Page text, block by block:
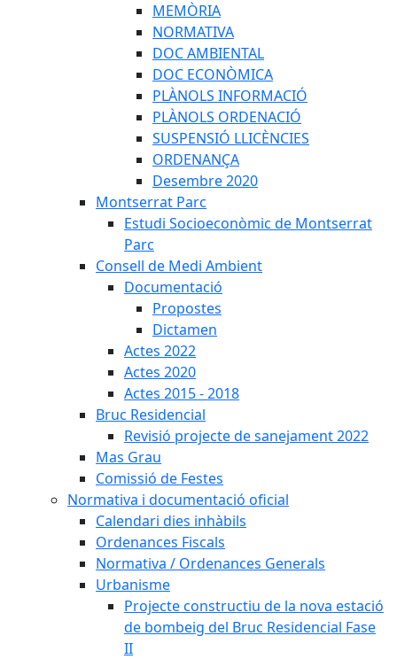
MEMÒRIA
NORMATIVA
DOC AMBIENTAL
DOC ECONÒMICA
PLÀNOLS INFORMACIÓ
PLÀNOLS ORDENACIÓ
SUSPENSIÓ LLICÈNCIES
ORDENANÇA
Desembre 2020
Montserrat Parc
Estudi Socioeconòmic de Montserrat
Parc
Consell de Medi Ambient
Documentació
Propostes
Dictamen
Actes 2022
Actes 2020
Actes 2015 - 2018
Bruc Residencial
Revisió projecte de sanejament 2022
Mas Grau
Comissió de Festes
Normativa i documentació oficial
Calendari dies inhàbils
Ordenances Fiscals
Normativa / Ordenances Generals
Urbanisme
Projecte constructiu de la nova estació
de bombeig del Bruc Residencial Fase
II